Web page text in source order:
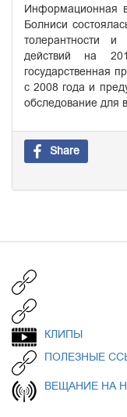
Информационная
Болниси
толерантности
действий на
государственная
с 2008 года и
обследование для
Share
КЛИПЫ
ПОЛЕЗНЫЕ
ВЕЩАНИЕ НА